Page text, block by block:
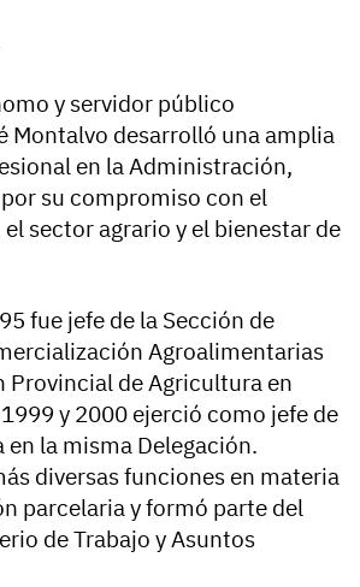
y servidor público
Montalvo desarrolló una amplia
en la Administración,
su compromiso con el
sector agrario y el bienestar de
fue jefe de la Sección de
Agroalimentarias
Provincial de Agricultura en
y 2000 ejerció como jefe de
en la misma Delegación.
diversas funciones en materia
parcelaria y formó parte del
de Trabajo y Asuntos